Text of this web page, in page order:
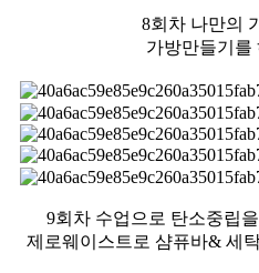
8회차 나만의
가방만들기를
9회차 수업으로 탄소중립
제로웨이스트로 샴퓨바& 세